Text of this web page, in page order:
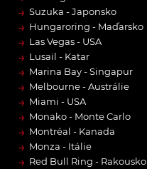
→ Suzuka - Japonsko
→ Hungaroring - Maďarsko
→ Las Vegas - USA
→ Lusail - Katar
→ Marina Bay - Singapur
→ Melbourne - Austrálie
→ Miami - USA
→ Monako - Monte Carlo
→ Montréal - Kanada
→ Monza - Itálie
→ Red Bull Ring - Rakousko